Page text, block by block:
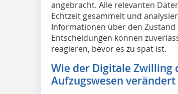
angebracht. Alle relevanten
Echtzeit gesammelt und
Informationen über den Zustand
Entscheidungen können
reagieren, bevor es zu spät ist.
Wie der Digitale Zwilling
Aufzugswesen verändert